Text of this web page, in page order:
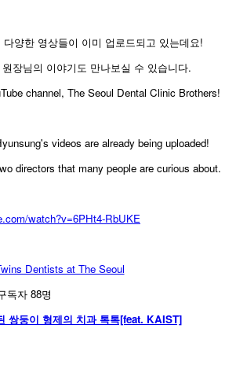
양한 영상들이 이미 업로드되고 있는데요!
장님의 이야기도 만나보실 수 있습니다.
channel, The Seoul Dental Clinic Brothers!
videos are already being uploaded!
directors that many people are curious about.
watch?v=6PHt4-RbUKE
Dentists at The Seoul
독자 88명
쌍둥이 형제의 치과 톡톡[feat. KAIST]